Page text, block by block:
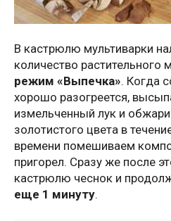
В кастрюлю мультиварки
количество растительного
режим «Выпечка». Когда
хорошо разогреется,
измельченный лук и
золотистого цвета в
времени помешиваем
пригорел. Сразу же после
кастрюлю чеснок и
еще 1 минуту.